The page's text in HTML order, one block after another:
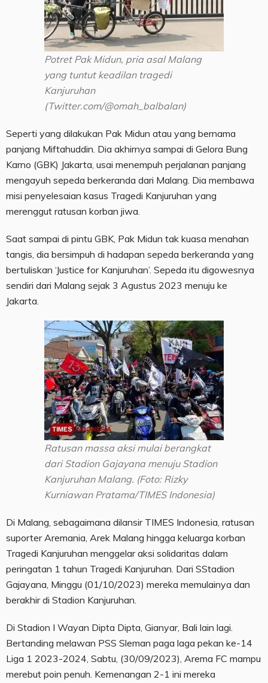
Potret Pak Midun, pria asal Malang
yang tuntut keadilan tragedi
Kanjuruhan
(Twitter.com/@omah_balbalan)
Seperti yang dilakukan Pak Midun atau yang bernama
panjang Miftahuddin. Dia akhirnya sampai di Gelora Bung
Karno (GBK) Jakarta, usai menempuh perjalanan panjang
mengayuh sepeda berkeranda dari Malang. Dia membawa
misi penyelesaian kasus Tragedi Kanjuruhan yang
merenggut ratusan korban jiwa.
Saat sampai di pintu GBK, Pak Midun tak kuasa menahan
tangis, dia bersimpuh di hadapan sepeda berkeranda yang
bertuliskan ‘Justice for Kanjuruhan’. Sepeda itu digowesnya
sendiri dari Malang sejak 3 Agustus 2023 menuju ke
Jakarta.
Ratusan massa aksi mulai berangkat
dari Stadion Gajayana menuju Stadion
Kanjuruhan Malang. (Foto: Rizky
Kurniawan Pratama/TIMES Indonesia)
Di Malang, sebagaimana dilansir TIMES Indonesia, ratusan
suporter Aremania, Arek Malang hingga keluarga korban
Tragedi Kanjuruhan menggelar aksi solidaritas dalam
peringatan 1 tahun Tragedi Kanjuruhan. Dari SStadion
Gajayana, Minggu (01/10/2023) mereka memulainya dan
berakhir di Stadion Kanjuruhan.
Di Stadion I Wayan Dipta Dipta, Gianyar, Bali lain lagi.
Bertanding melawan PSS Sleman paga laga pekan ke-14
Liga 1 2023-2024, Sabtu, (30/09/2023), Arema FC mampu
merebut poin penuh. Kemenangan 2-1 ini mereka